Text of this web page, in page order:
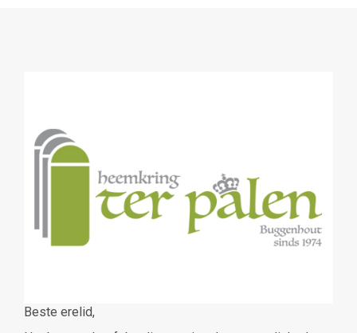
Beste erelid,